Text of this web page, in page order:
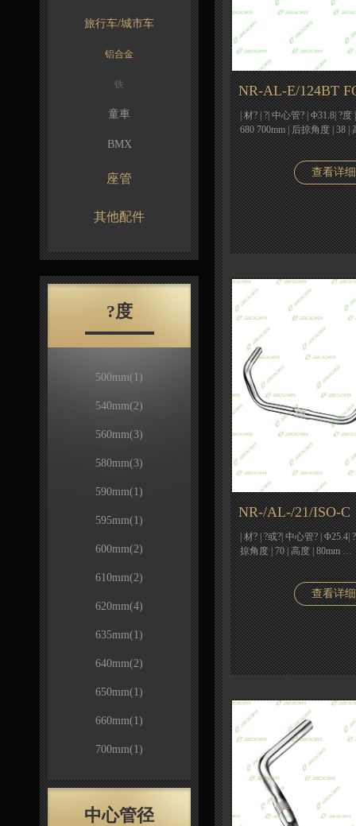
旅行车/城市车
铝合金
铁
童車
BMX
座管
其他配件
?度
500mm(1)
540mm(2)
560mm(3)
580mm(3)
590mm(1)
595mm(1)
600mm(2)
610mm(2)
620mm(4)
635mm(1)
640mm(2)
650mm(1)
660mm(1)
700mm(1)
中心管径
NR-AL-E/124BT
| 材? | ?| 中心管? | Φ31.8| ?
680 700mm | 后掠角度 | 38
查看详细
NR-/AL-/21/ISO-C
| 材? | ?或?| 中心管? | Φ25.4|
掠角度 | 70 | 高度 | 80mm …
查看详细